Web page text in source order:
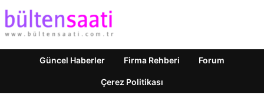
Güncel Haberler Firma Rehberi Forum
Çerez Politikası